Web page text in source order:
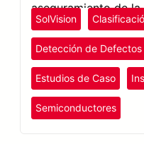
aseguramiento de
SolVision
Detección de Defectos
Estudios de Caso
Semiconductores